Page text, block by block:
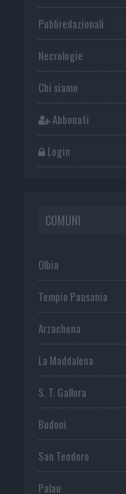
Publiredazionali
Necrologie
Chi siamo
Abbonati
Login
COMUNI
Olbia
Tempio Pausania
Arzachena
La Maddalena
S. T. Gallura
Budoni
San Teodoro
Palau